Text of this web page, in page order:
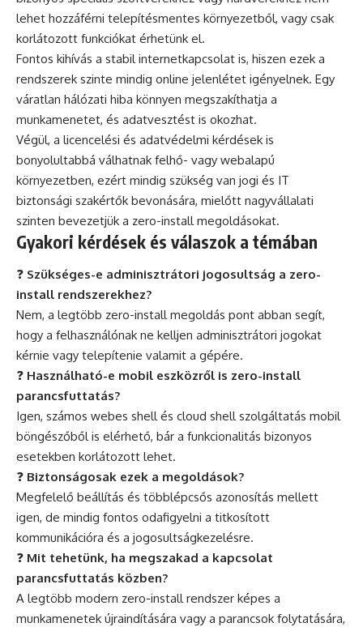
lehet hozzáférni telepítésmentes környezetből, vagy csak
korlátozott funkciókat érhetünk el.
Fontos kihívás a stabil internetkapcsolat is, hiszen ezek a
rendszerek szinte mindig online jelenlétet igényelnek. Egy
váratlan hálózati hiba könnyen megszakíthatja a
munkamenetet, és adatvesztést is okozhat.
Végül, a licencelési és adatvédelmi kérdések is
bonyolultabbá válhatnak felhő- vagy webalapú
környezetben, ezért mindig szükség van jogi és IT
biztonsági szakértők bevonására, mielőtt nagyvállalati
szinten bevezetjük a zero-install megoldásokat.
Gyakori kérdések és válaszok a témában
❓ Szükséges-e adminisztrátori jogosultság a zero-
install rendszerekhez?
Nem, a legtöbb zero-install megoldás pont abban segít,
hogy a felhasználónak ne kelljen adminisztrátori jogokat
kérnie vagy telepítenie valamit a gépére.
❓ Használható-e mobil eszközről is zero-install
parancsfuttatás?
Igen, számos webes shell és cloud shell szolgáltatás mobil
böngészőből is elérhető, bár a funkcionalitás bizonyos
esetekben korlátozott lehet.
❓ Biztonságosak ezek a megoldások?
Megfelelő beállítás és többlépcsős azonosítás mellett
igen, de mindig fontos odafigyelni a titkosított
kommunikációra és a jogosultságkezelésre.
❓ Mit tehetünk, ha megszakad a kapcsolat
parancsfuttatás közben?
A legtöbb modern zero-install rendszer képes a
munkamenetek újraindítására vagy a parancsok folytatására,